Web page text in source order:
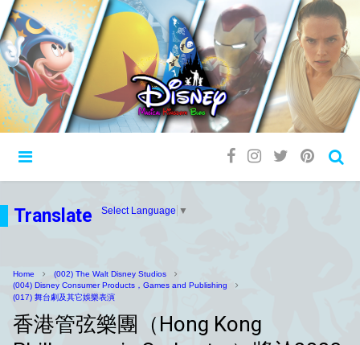
Translate Select Language ▼
Home
(002) The Walt Disney Studios
(004) Disney Consumer Products，Games and Publishing
(017) 舞台劇及其它娛樂表演
香港管弦樂團（Hong Kong